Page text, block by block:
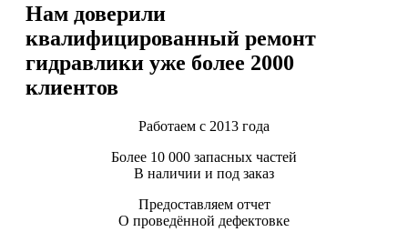
Нам доверили
квалифицированный ремонт
гидравлики уже более 2000
клиентов
Работаем с 2013 года
Более 10 000 запасных частей
В наличии и под заказ
Предоставляем отчет
О проведённой дефектовке